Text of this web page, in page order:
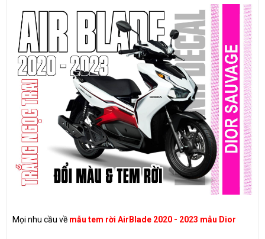
Mọi nhu cầu về mẫu tem rời AirBlade 2020 - 2023 mẫu Dior